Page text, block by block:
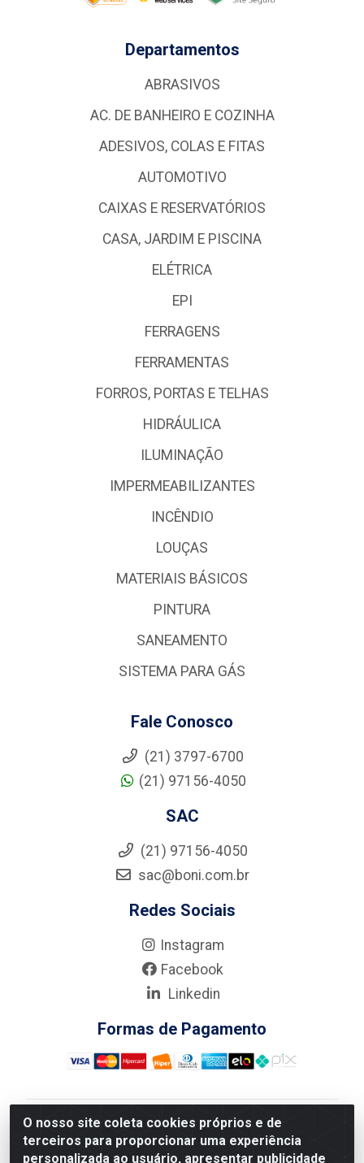
O nosso site coleta cookies próprios e de
terceiros para proporcionar uma experiência
personalizada ao usuário, apresentar publicidade
Departamentos
ABRASIVOS
AC. DE BANHEIRO E COZINHA
ADESIVOS, COLAS E FITAS
AUTOMOTIVO
CAIXAS E RESERVATÓRIOS
CASA, JARDIM E PISCINA
ELÉTRICA
EPI
FERRAGENS
FERRAMENTAS
FORROS, PORTAS E TELHAS
HIDRÁULICA
ILUMINAÇÃO
IMPERMEABILIZANTES
INCÊNDIO
LOUÇAS
MATERIAIS BÁSICOS
PINTURA
SANEAMENTO
SISTEMA PARA GÁS
Fale Conosco
(21) 3797-6700
(21) 97156-4050
SAC
(21) 97156-4050
sac@boni.com.br
Redes Sociais
Instagram
Facebook
Linkedin
Formas de Pagamento
Nova Boni Distribuidora de Material de Construção LTDA
- Rua Alice Tibiriçá, 330 - Vila Da Penha, Rio de
Janeiro/RJ - CEP: 21.210-110 - CNPJ: 11.003.135/0001-